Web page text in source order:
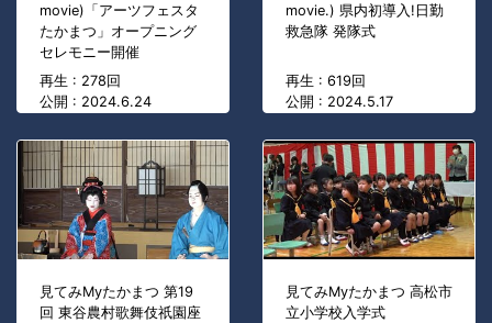
movie)「アーツフェスタ
たかまつ」オープニング
セレモニー開催
再生 : 278回
公開 : 2024.6.24
movie.) 県内初導入!日勤
救急隊 発隊式
再生 : 619回
公開 : 2024.5.17
見てみMyたかまつ 第19
回 東谷農村歌舞伎祇園座
見てみMyたかまつ 高松市
立小学校入学式